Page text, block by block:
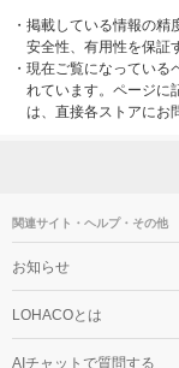
・ 掲載している情報の精
安全性、有用性を保証
・ 現在ご覧になっている
れています。ページに
は、直接各ストアにお
関連サイト・ヘルプ・その他
お知らせ
LOHACOとは
AIチャットで質問する